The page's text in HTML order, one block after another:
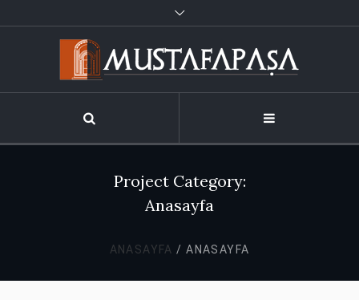
Project Category:
Anasayfa
ANASAYFA / ANASAYFA